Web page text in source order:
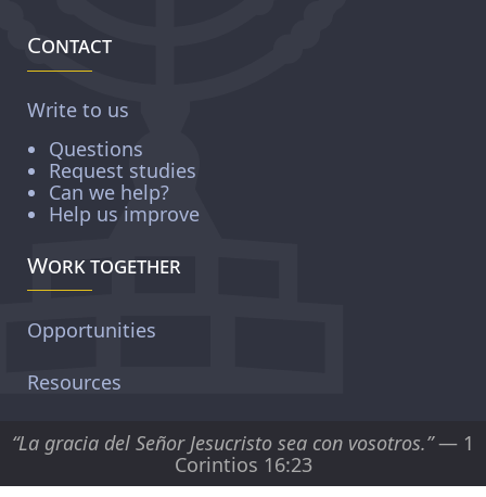
Contact
Write to us
Questions
Request studies
Can we help?
Help us improve
Work together
Opportunities
Resources
“La gracia del Señor Jesucristo sea con vosotros.”— 1
Corintios 16:23